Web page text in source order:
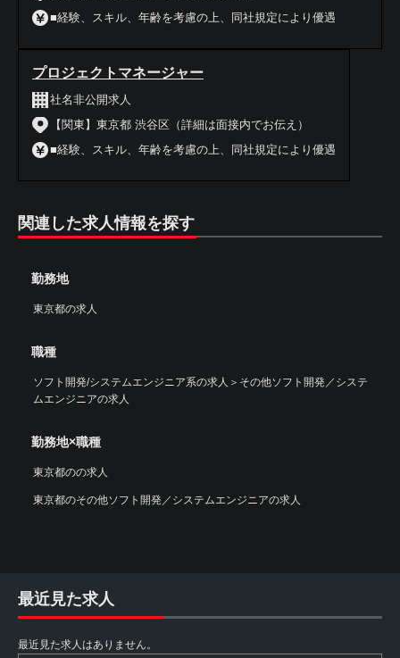
■経験、スキル、年齢を考慮の上、同社規定により優遇
プロジェクトマネージャー
社名非公開求人
【関東】東京都 渋谷区（詳細は面接内でお伝え）
■経験、スキル、年齢を考慮の上、同社規定により優遇
関連した求人情報を探す
勤務地
東京都の求人
職種
ソフト開発/システムエンジニア系の求人 ＞ その他ソフト開発／システ
ムエンジニアの求人
勤務地×職種
東京都のの求人
東京都のその他ソフト開発／システムエンジニアの求人
最近見た求人
最近見た求人はありません。